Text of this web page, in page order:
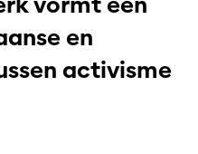
en
activisme